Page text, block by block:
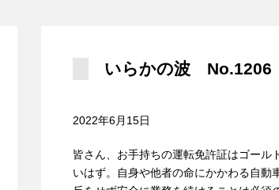
いらかの波 No.1206
2022年6月15日
皆さん、お手持ちの運転免許証はゴール
いはず。自身や他者の命にかかわる自動